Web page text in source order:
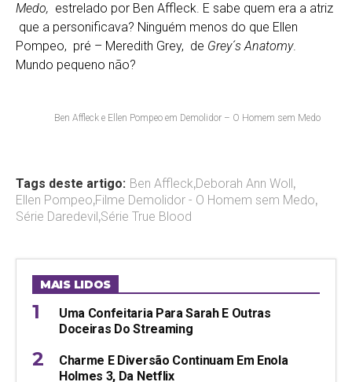
Medo, estrelado por Ben Affleck. E sabe quem era a atriz
que a personificava? Ninguém menos do que Ellen
Pompeo, pré – Meredith Grey, de Grey´s Anatomy.
Mundo pequeno não?
Ben Affleck e Ellen Pompeo em Demolidor – O Homem sem Medo
Tags deste artigo: Ben Affleck,Deborah Ann Woll ,
Ellen Pompeo,Filme Demolidor - O Homem sem Medo,
Série Daredevil ,Série True Blood
MAIS LIDOS
Uma Confeitaria Para Sarah E Outras
Doceiras Do Streaming
Charme E Diversão Continuam Em Enola
Holmes 3, Da Netflix